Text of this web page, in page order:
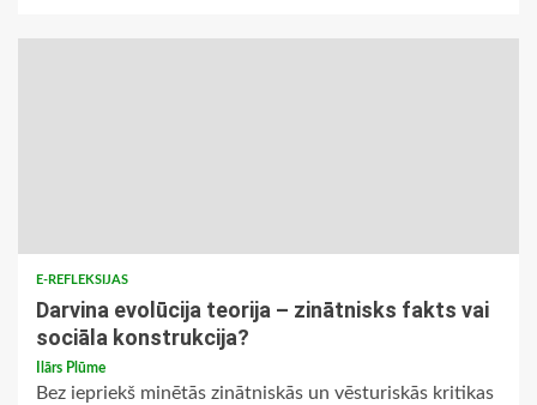
E-REFLEKSIJAS
Darvina evolūcija teorija – zinātnisks fakts vai
sociāla konstrukcija?
Ilārs Plūme
Bez iepriekš minētās zinātniskās un vēsturiskās kritikas